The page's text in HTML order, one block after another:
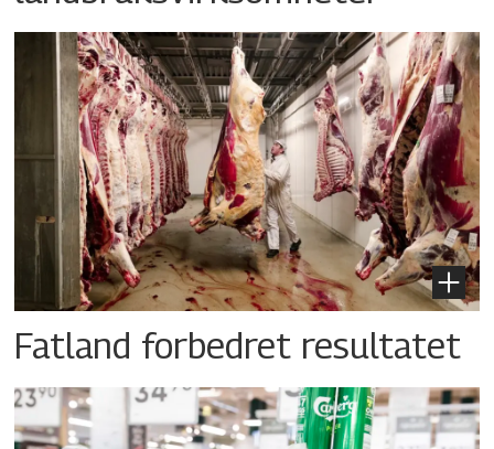
Fatland forbedret resultatet